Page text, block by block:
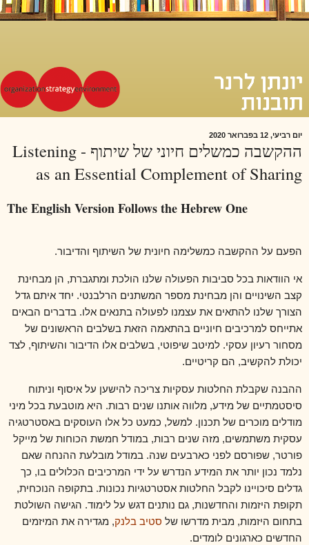
יום רביעי, 12 בפברואר 2020
ההקשבה כמשלים חיוני של שיתוף - Listening
as an Essential Complement of Sharing
The English Version Follows the Hebrew One
הפעם על ההקשבה כמשלימה חיונית של השיתוף והדיבור.
אי הוודאות בכל סביבות הפעולה שלנו הולכת ומתגברת, הן מבחינת
קצב השינויים והן מבחינת מספר המשתנים הרלבנטי. יחד איתם גדל
הצורך שלנו להתאים את עצמנו לפעולה בתנאים אלו. בדברים הבאים
אתייחס למרכיבים חיוניים בהתאמה הזאת בשלבים הראשונים של
מסחור רעיון עסקי. למיטב שיפוטי, בשלבים אלו הדיבור והשיתוף, לצד
יכולת להקשיב, הם קריטיים.
ההבנה שקבלת החלטות עסקיות צריכה להישען על איסוף וניתוח
סיסטמתיים של מידע, מלווה אותנו שנים רבות. היא מוטבעת בכל מיני
מודלים מוכרים של תכנון. למשל, כמעט כל אלו העוסקים באסטרטגיה
עסקית משתמשים, מזה שנים רבות, במודל חמשת הכוחות של מייקל
פורטר, שפורסם לפני כארבעים שנה. במודל מובלעת ההנחה שאם
נלמד נכון יותר את המידע הנדרש על ידי המרכיבים הכלולים בו, כך
גדלים סיכויינו לקבל החלטות אסטרטגיות נכונות. בתקופה הנוכחית,
תקופת היזמות והחדשנות, גם נותנים דגש על לימוד. הגישה השולטת
בתחום היזמות, מבית מדרשו של סטיב בלנק, מגדירה את המיזמים
החדשים כארגונים לומדים.